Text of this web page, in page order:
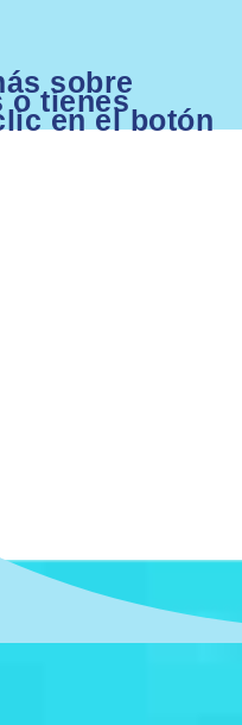
sobre
o tienes
en el botón